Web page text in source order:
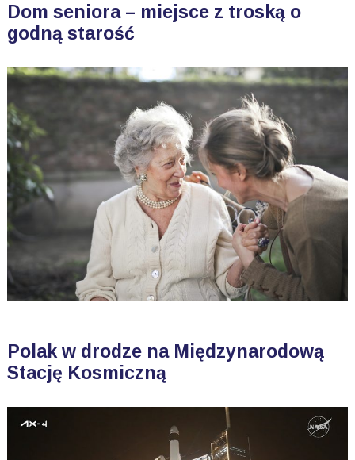
Dom seniora – miejsce z troską o
godną starość
Polak w drodze na Międzynarodową
Stację Kosmiczną